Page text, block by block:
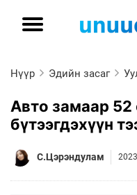
Нүүр Эдийн засаг
Авто замаар 52
бүтээгдэхүүн
С.Цэрэндулам